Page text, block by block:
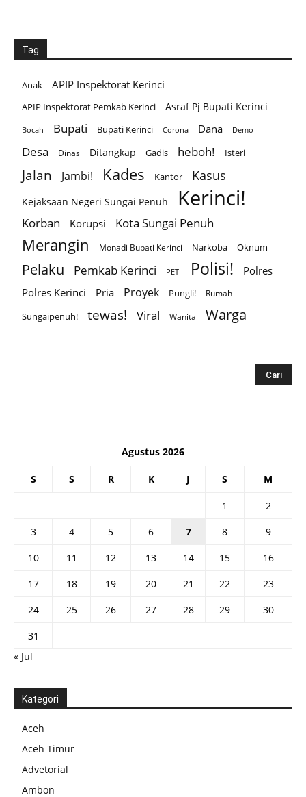
Tag
Anak APIP Inspektorat Kerinci
APIP Inspektorat Pemkab Kerinci Asraf Pj Bupati Kerinci
Bocah Bupati Bupati Kerinci Corona Dana Demo
Desa Dinas Ditangkap Gadis heboh! Isteri
Jalan Jambi! Kades Kantor Kasus
Kejaksaan Negeri Sungai Penuh Kerinci!
Korban Korupsi Kota Sungai Penuh
Merangin Monadi Bupati Kerinci Narkoba Oknum
Pelaku Pemkab Kerinci PETI Polisi!
Polres
Polres Kerinci
Pria Proyek Pungli! Rumah
Sungaipenuh! tewas! Viral Wanita Warga
Agustus 2026
S S R K J S M
1
2
3
4 5 6 7 8
9
10
11 12 13 14 15
16
17
18 19 20 21 22
23
24
25 26 27 28 29
30
31
« Jul
Kategori
Aceh
Aceh Timur
Advetorial
Ambon